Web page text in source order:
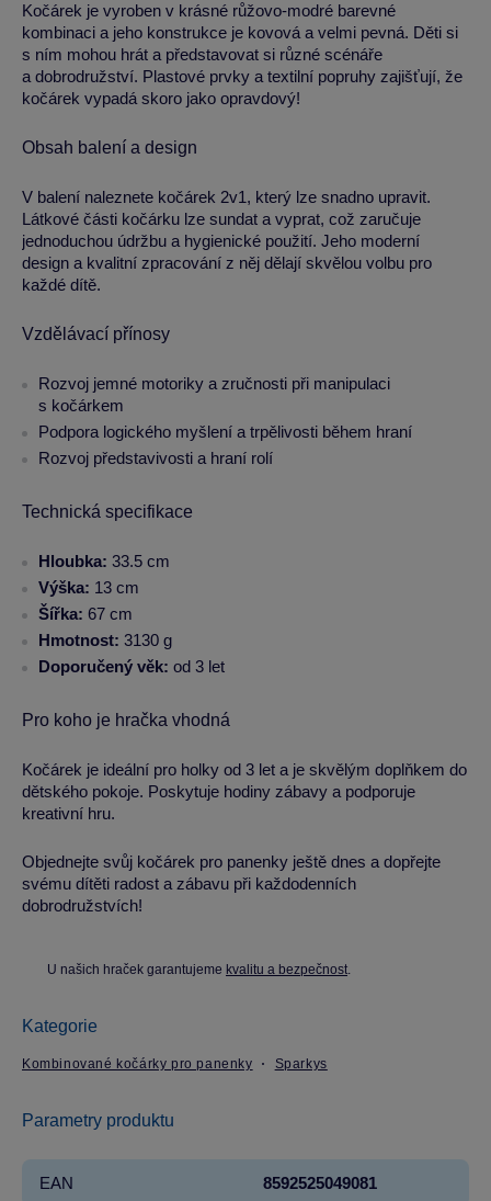
Kočárek je vyroben v krásné růžovo-modré barevné
kombinaci a jeho konstrukce je kovová a velmi pevná. Děti si
s ním mohou hrát a představovat si různé scénáře
a dobrodružství. Plastové prvky a textilní popruhy zajišťují, že
kočárek vypadá skoro jako opravdový!
Obsah balení a design
V balení naleznete kočárek 2v1, který lze snadno upravit.
Látkové části kočárku lze sundat a vyprat, což zaručuje
jednoduchou údržbu a hygienické použití. Jeho moderní
design a kvalitní zpracování z něj dělají skvělou volbu pro
každé dítě.
Vzdělávací přínosy
Rozvoj jemné motoriky a zručnosti při manipulaci
s kočárkem
Podpora logického myšlení a trpělivosti během hraní
Rozvoj představivosti a hraní rolí
Technická specifikace
Hloubka: 33.5 cm
Výška: 13 cm
Šířka: 67 cm
Hmotnost: 3130 g
Doporučený věk: od 3 let
Pro koho je hračka vhodná
Kočárek je ideální pro holky od 3 let a je skvělým doplňkem do
dětského pokoje. Poskytuje hodiny zábavy a podporuje
kreativní hru.
Objednejte svůj kočárek pro panenky ještě dnes a dopřejte
svému dítěti radost a zábavu při každodenních
dobrodružstvích!
U našich hraček garantujeme kvalitu a bezpečnost.
Kategorie
Kombinované kočárky pro panenky Sparkys
Parametry produktu
EAN 8592525049081